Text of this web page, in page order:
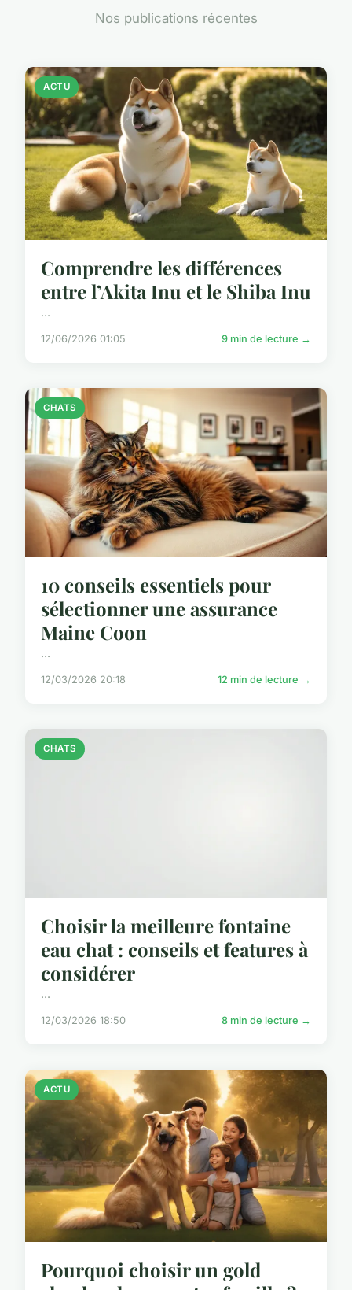
Nos publications récentes
ACTU
Comprendre les différences
entre l’Akita Inu et le Shiba Inu
...
12/06/2026 01:05 9 min de lecture →
CHATS
10 conseils essentiels pour
sélectionner une assurance
Maine Coon
...
12/03/2026 20:18 12 min de lecture →
CHATS
Choisir la meilleure fontaine
eau chat : conseils et features à
considérer
...
12/03/2026 18:50 8 min de lecture →
ACTU
Pourquoi choisir un gold